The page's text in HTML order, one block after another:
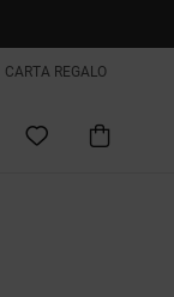
CARTA REGALO